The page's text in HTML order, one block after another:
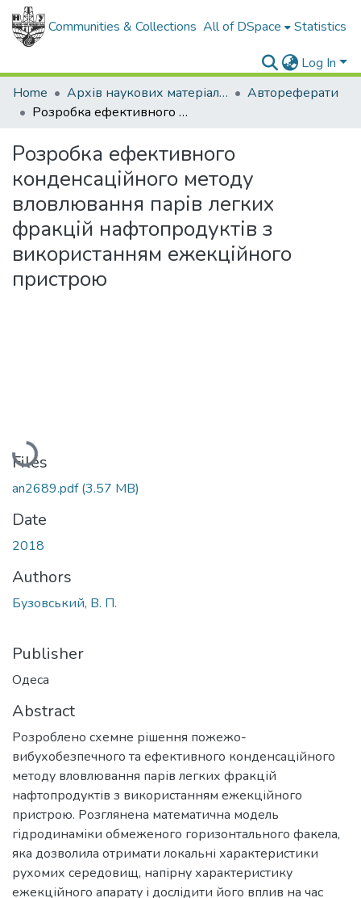
Communities & Collections All of DSpace Statistics
Log In
Home
Архів наукових матеріалів
Автореферати
Розробка ефективного конденсаційного методу вловлювання парів легких фракцій нафтопродуктів з використанням ежекційного пристрою
Розробка ефективного
конденсаційного методу
вловлювання парів легких
фракцій нафтопродуктів з
використанням ежекційного
пристрою
Loading...
Files
an2689.pdf(3.57 MB)
Date
2018
Authors
Бузовський, В. П.
Publisher
Одеса
Abstract
Розроблено схемне рішення пожежо-
вибухобезпечного та ефективного конденсаційного
методу вловлювання парів легких фракцій
нафтопродуктів з використанням ежекційного
пристрою. Розглянена математична модель
гідродинаміки обмеженого горизонтального факела,
яка дозволила отримати локальні характеристики
рухомих середовищ, напірну характеристику
ежекційного апарату і дослідити його вплив на час